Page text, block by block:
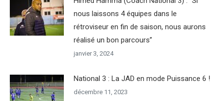
nous laissons 4 équipes dans le
rétroviseur en fin de saison, nous aurons
réalisé un bon parcours”
janvier 3, 2024
National 3 : La JAD en mode Puissance 6 !
décembre 11, 2023